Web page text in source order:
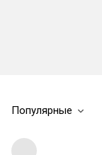
Популярные